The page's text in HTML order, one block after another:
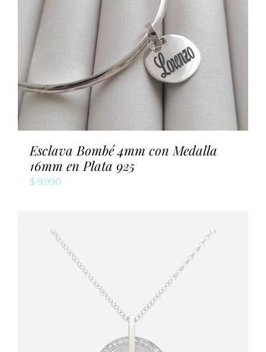
Esclava Bombé 4mm con Medalla
16mm en Plata 925
$ 9.990